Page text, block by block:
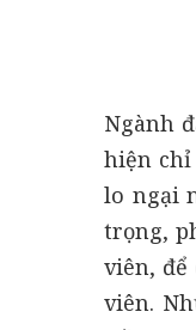
Ngành
hiện chỉ
lo ngại
trọng,
viên,
viên.